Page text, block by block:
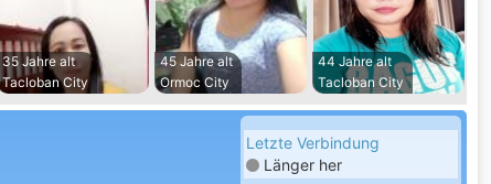
35 Jahre alt
Tacloban City
45 Jahre alt
Ormoc City
44 Jahre alt
Tacloban City
Letzte Verbindung
Länger her